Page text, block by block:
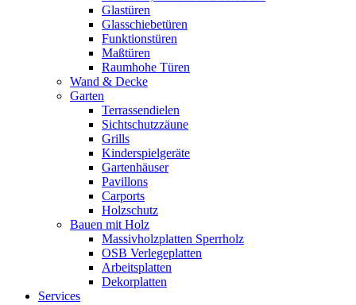
Glastüren
Glasschiebetüren
Funktionstüren
Maßtüren
Raumhohe Türen
Wand & Decke
Garten
Terrassendielen
Sichtschutzzäune
Grills
Kinderspielgeräte
Gartenhäuser
Pavillons
Carports
Holzschutz
Bauen mit Holz
Massivholzplatten Sperrholz
OSB Verlegeplatten
Arbeitsplatten
Dekorplatten
Services